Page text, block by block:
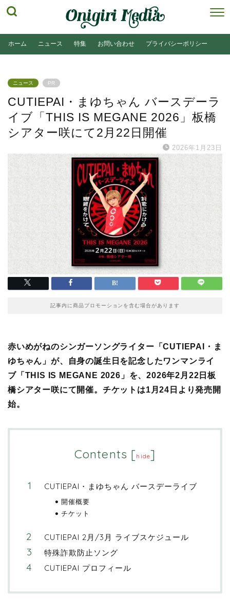
ホーム ニュース 特集 お問い合わせ プライバシーポリシー
ニュース PR
CUTIEPAI・まゆちゃん バースデーラ
イブ「THIS IS MEGANE 2026」板橋
シアター咲にて2月22日開催
2026年1月23日
記事内に商品プロモーションを含む場合があります
赤いめがねのシンガーソングライター「CUTIEPAI・ま
ゆちゃん」が、自身の誕生日を記念したワンマンライ
ブ「THIS IS MEGANE 2026」を、2026年2月22日板
橋シアター咲にて開催。チケットは1月24日より発売開
始。
Contents [hide]
CUTIEPAI・まゆちゃん バースデーライブ
開催概要
チケット
CUTIEPAI 2月/3月 ライブスケジュール
特殊詐欺防止ソング
CUTIEPAI プロフィール